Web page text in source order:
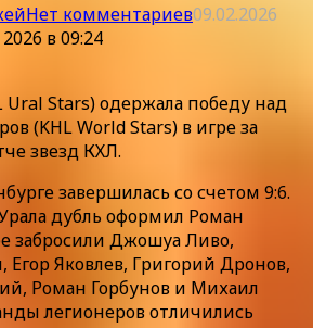
Нет комментариев09.02.2026
в 09:24
Ural Stars) одержала победу над
(KHL World Stars) в игре за
звезд КХЛ.
завершилась со счетом 9:6.
дубль оформил Роман
забросили Джошуа Ливо,
Яковлев, Григорий Дронов,
Роман Горбунов и Михаил
легионеров отличились